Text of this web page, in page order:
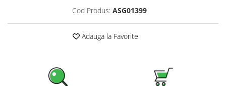
Cod Produs: ASG01399
Adauga la Favorite